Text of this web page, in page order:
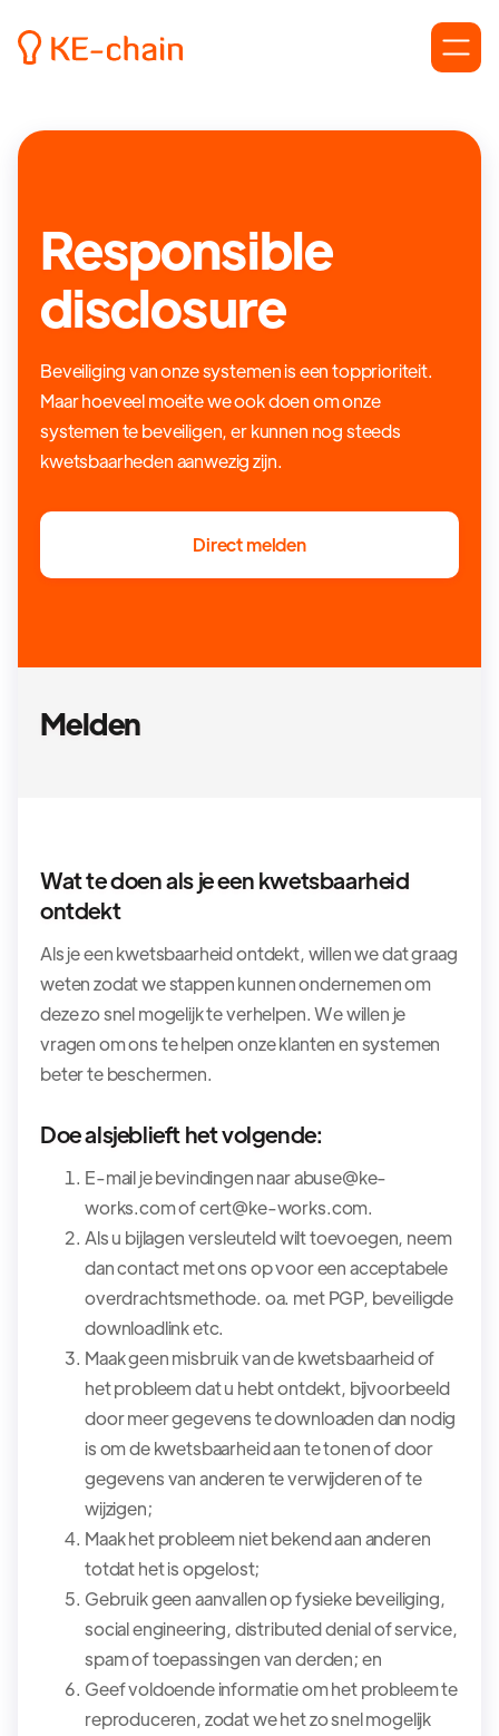
Responsible
disclosure
Beveiliging van onze systemen is een topprioriteit.
Maar hoeveel moeite we ook doen om onze
systemen te beveiligen, er kunnen nog steeds
kwetsbaarheden aanwezig zijn.
Direct melden
Melden
Wat te doen als je een kwetsbaarheid
ontdekt
Als je een kwetsbaarheid ontdekt, willen we dat graag
weten zodat we stappen kunnen ondernemen om
deze zo snel mogelijk te verhelpen. We willen je
vragen om ons te helpen onze klanten en systemen
beter te beschermen.
Doe alsjeblieft het volgende:
E-mail je bevindingen naar abuse@ke-
works.com of cert@ke-works.com.
Als u bijlagen versleuteld wilt toevoegen, neem
dan contact met ons op voor een acceptabele
overdrachtsmethode. oa. met PGP, beveiligde
downloadlink etc.
Maak geen misbruik van de kwetsbaarheid of
het probleem dat u hebt ontdekt, bijvoorbeeld
door meer gegevens te downloaden dan nodig
is om de kwetsbaarheid aan te tonen of door
gegevens van anderen te verwijderen of te
wijzigen;
Maak het probleem niet bekend aan anderen
totdat het is opgelost;
Gebruik geen aanvallen op fysieke beveiliging,
social engineering, distributed denial of service,
spam of toepassingen van derden; en
Geef voldoende informatie om het probleem te
reproduceren, zodat we het zo snel mogelijk